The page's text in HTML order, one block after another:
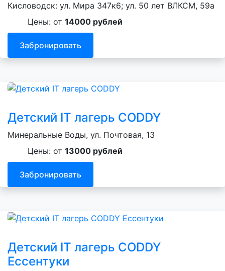
Кисловодск: ул. Мира 347к6; ул. 50 лет ВЛКСМ, 59а
Цены: от 14000 рублей
Забронировать
Детский IT лагерь CODDY
Минеральные Воды, ул. Почтовая, 13
Цены: от 13000 рублей
Забронировать
Детский IT лагерь CODDY
Ессентуки